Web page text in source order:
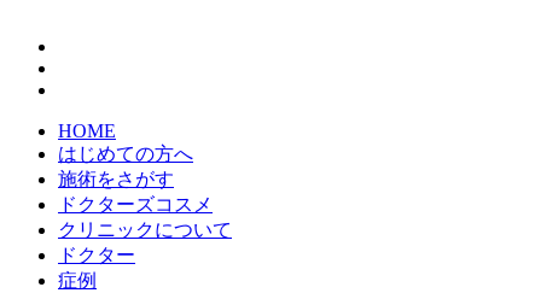
HOME
はじめての方へ
施術をさがす
ドクターズコスメ
クリニックについて
ドクター
症例